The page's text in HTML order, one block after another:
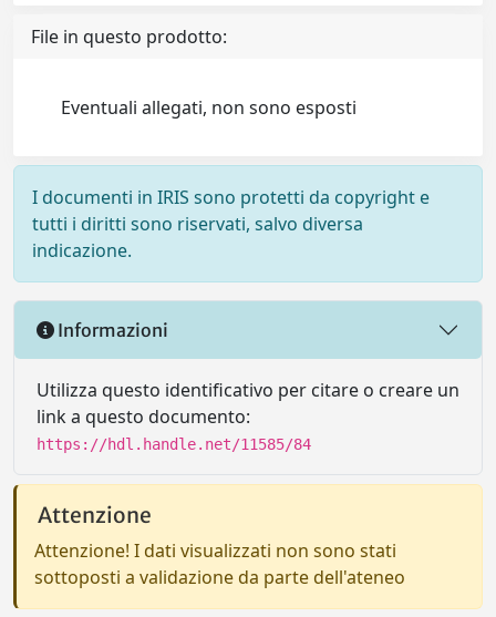
File in questo prodotto:
Eventuali allegati, non sono esposti
I documenti in IRIS sono protetti da copyright e
tutti i diritti sono riservati, salvo diversa
indicazione.
Informazioni
Utilizza questo identificativo per citare o creare un
link a questo documento:
https://hdl.handle.net/11585/84
Attenzione
Attenzione! I dati visualizzati non sono stati
sottoposti a validazione da parte dell'ateneo